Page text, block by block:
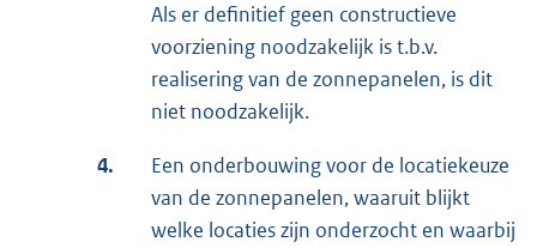
Als er definitief geen constructieve
voorziening noodzakelijk is t.b.v.
realisering van de zonnepanelen, is dit
niet noodzakelijk.
4.
Een onderbouwing voor de locatiekeuze
van de zonnepanelen, waaruit blijkt
welke locaties zijn onderzocht en waarbij